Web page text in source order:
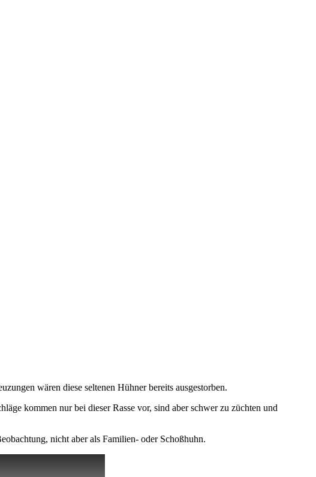
wären diese seltenen Hühner bereits ausgestorben.
kommen nur bei dieser Rasse vor, sind aber schwer zu züchten und
nicht aber als Familien- oder Schoßhuhn.